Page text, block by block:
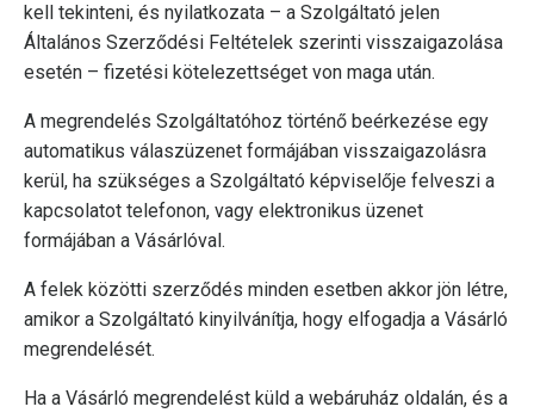
kell tekinteni, és nyilatkozata – a Szolgáltató jelen
Általános Szerződési Feltételek szerinti visszaigazolása
esetén – fizetési kötelezettséget von maga után.
A megrendelés Szolgáltatóhoz történő beérkezése egy
automatikus válaszüzenet formájában visszaigazolásra
kerül, ha szükséges a Szolgáltató képviselője felveszi a
kapcsolatot telefonon, vagy elektronikus üzenet
formájában a Vásárlóval.
A felek közötti szerződés minden esetben akkor jön létre,
amikor a Szolgáltató kinyilvánítja, hogy elfogadja a Vásárló
megrendelését.
Ha a Vásárló megrendelést küld a webáruház oldalán, és a